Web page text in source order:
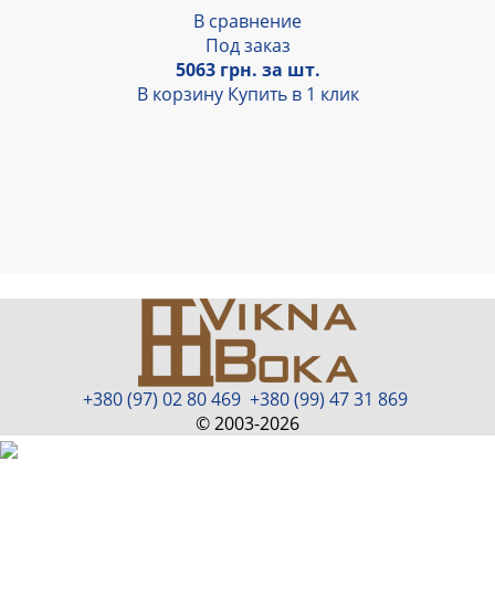
В сравнение
Под заказ
5063 грн. за шт.
В корзину Купить в 1 клик
+380 (97) 02 80 469 +380 (99) 47 31 869
© 2003-2026